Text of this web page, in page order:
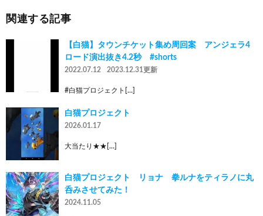
関連する記事
【白猫】タウンチケット集め周回案 アンジェラ4
ロード演出抜き4.2秒 #shorts
2022.07.12 2023.12.31更新
#白猫プロジェクト[…]
白猫プロジェクト
2026.01.17
大当たり★★[…]
白猫プロジェクト リョナ 拳ルナをティラノに丸
呑みさせてみた！
2024.11.05